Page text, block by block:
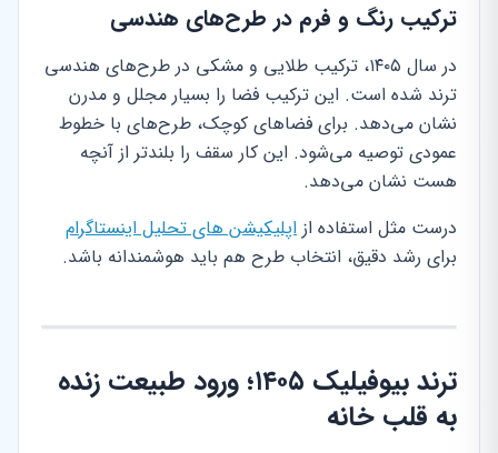
ترکیب رنگ و فرم در طرح‌های هندسی
در سال ۱۴۰۵، ترکیب طلایی و مشکی در طرح‌های هندسی
ترند شده است. این ترکیب فضا را بسیار مجلل و مدرن
نشان می‌دهد. برای فضاهای کوچک، طرح‌های با خطوط
عمودی توصیه می‌شود. این کار سقف را بلندتر از آنچه
هست نشان می‌دهد.
درست مثل استفاده از اپلیکیشن های تحلیل اینستاگرام
برای رشد دقیق، انتخاب طرح هم باید هوشمندانه باشد.
ترند بیوفیلیک ۱۴۰۵؛ ورود طبیعت زنده
به قلب خانه